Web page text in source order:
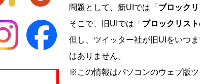
問題として、新UIでは「 ブロック
そこで、旧UIでは「 ブロックリス
但し、ツイッター社が旧UIをいつ
はありません。
※この情報はパソコンのウェブ版